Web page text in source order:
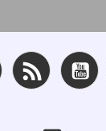
Twitter Rss